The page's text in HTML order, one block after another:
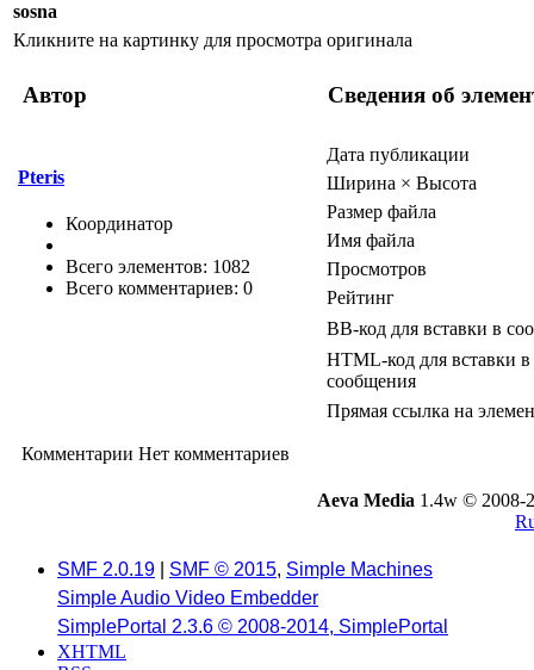
sosna
Кликните на картинку для просмотра оригинала
Автор Сведения об
Pteris
Координатор
Всего элементов: 1082
Всего комментариев: 0
Дата публикации
Ширина × Высота
Размер файла
Имя файла
Просмотров
Рейтинг
BB-код для вставки в
HTML-код для вставки в
сообщения
Прямая ссылка на
Комментарии Нет комментариев
Aeva Media 1.4w © 2008-
SMF 2.0.19 SMF © 2015, Simple Machines
Simple Audio Video Embedder
SimplePortal 2.3.6 © 2008-2014, SimplePortal
XHTML